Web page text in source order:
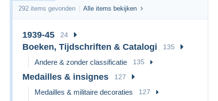
292 items gevonden Alle items bekijken
1939-45 24
Boeken, Tijdschriften & Catalogi 135
Andere & zonder classificatie 135
Medailles & insignes 127
Medailles & militaire decoraties 127